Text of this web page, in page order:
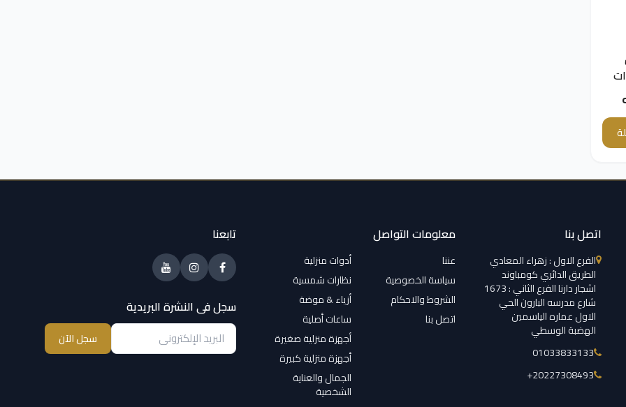
وات
اتصل بنا
الفرع الاول : زهراء المعادي
الطريق الدائري كومباوند
اشجار دارنا الفرع الثاني : 1673
شارع مدرسه البارون الحي
الاول عماره الياسمين
الهضبة الوسطي
01033833133
‎+20227308493
معلومات التواصل
عننا
سياسة الخصوصية
الشروط والاحكام
اتصل بنا
أدوات منزلية
نظارات شمسية
أزياء & موضة
ساعات أصلية
أجهزة منزلية صغيرة
أجهزة منزلية كبيرة
الجمال والعناية
الشخصية
تابعنا
سجل فى النشرة البريدية
سجل الآن